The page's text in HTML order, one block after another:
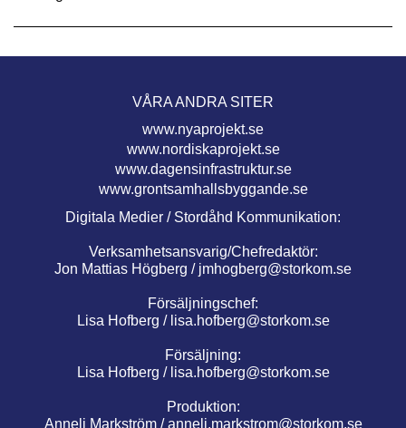
VÅRA ANDRA SITER
www.nyaprojekt.se
www.nordiskaprojekt.se
www.dagensinfrastruktur.se
www.grontsamhallsbyggande.se
Digitala Medier / Stordåhd Kommunikation:
Verksamhetsansvarig/Chefredaktör:
Jon Mattias Högberg / jmhogberg@storkom.se
Försäljningschef:
Lisa Hofberg / lisa.hofberg@storkom.se
Försäljning:
Lisa Hofberg / lisa.hofberg@storkom.se
Produktion:
Anneli Markström /anneli.markstrom@storkom.se